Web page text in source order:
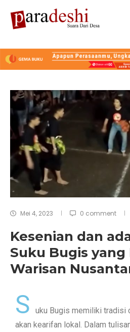
Mei 4, 2023 0 comment
Kesenian dan
Suku Bugis yang
Warisan
S
uku Bugis memiliki tradisi
akan kearifan lokal. Dalam